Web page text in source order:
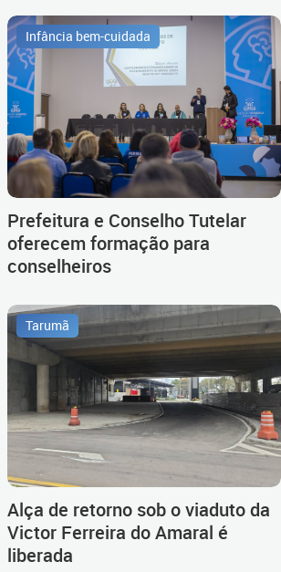
Infância bem-cuidada
Prefeitura e Conselho Tutelar
oferecem formação para
conselheiros
Tarumã
Alça de retorno sob o viaduto da
Victor Ferreira do Amaral é
liberada